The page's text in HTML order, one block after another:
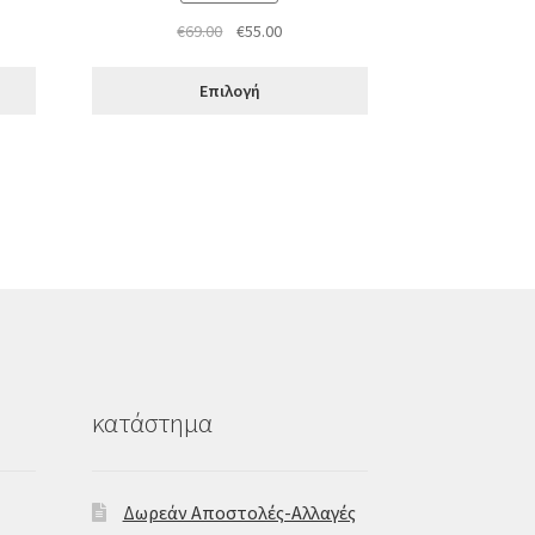
€69.00
Original
was:
€55.00Η
Επιλογή
κατάστημα
Δωρεάν Αποστολές-Αλλαγές